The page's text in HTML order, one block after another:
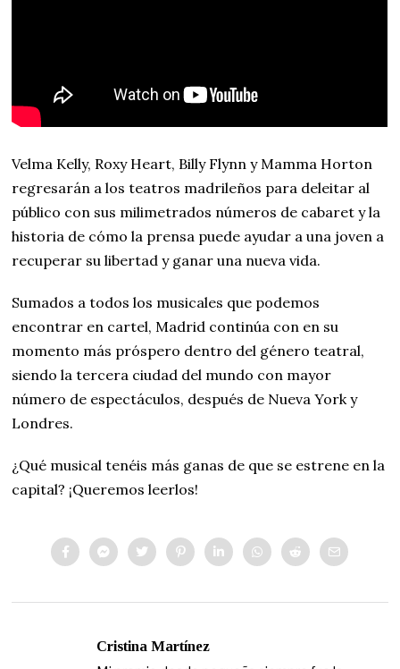
Velma Kelly, Roxy Heart, Billy Flynn y Mamma Horton
regresarán a los teatros madrileños para deleitar al
público con sus milimetrados números de cabaret y la
historia de cómo la prensa puede ayudar a una joven a
recuperar su libertad y ganar una nueva vida.
Sumados a todos los musicales que podemos
encontrar en cartel, Madrid continúa con en su
momento más próspero dentro del género teatral,
siendo la tercera ciudad del mundo con mayor
número de espectáculos, después de Nueva York y
Londres.
¿Qué musical tenéis más ganas de que se estrene en la
capital? ¡Queremos leerlos!
Cristina Martínez